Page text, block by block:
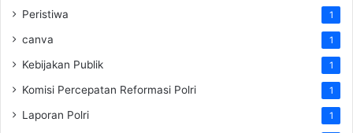
Peristiwa 1
canva 1
Kebijakan Publik 1
Komisi Percepatan Reformasi Polri 1
Laporan Polri 1